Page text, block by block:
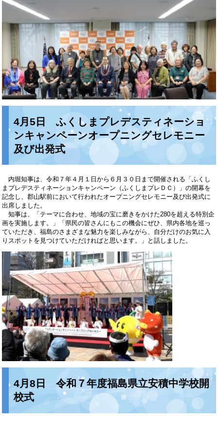
4月5日 ふくしまプレデスティネーショ
ンキャンペーンオープニングセレモニー
及び出発式
内堀知事は、令和７年４月１日から６月３０日まで開催される「ふくし
まプレデスティネーションキャンペーン（ふくしまプレＤＣ）」の開幕を
記念し、郡山駅前において行われたオープニングセレモニー及び出発式に
出席しました。
知事は、「テーマに合わせ、地域の宝に磨きをかけた280を超える特別企
画を実施します。」「県民の皆さんにもこの機会にぜひ、県内各地を巡っ
ていただき、福島のさまざまな魅力を楽しみながら、自分だけのお気に入
りスポットを見つけていただければと思います。」と話しました。
4月8日 令和７年度福島県立安積中学校開
校式